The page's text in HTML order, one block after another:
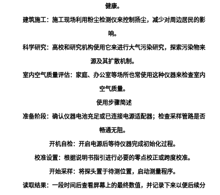
健康。
建筑施工：施工现场利用粉尘检测仪来控制扬尘，减少对周边居民的影
响。
科学研究：高校和研究机构使用它来进行大气污染研究，探索污染物来
源及其扩散机制。
室内空气质量评估：家庭、办公室等场所也常使用这种仪器来检查室内
空气质量。
使用步骤简述
准备阶段：确认仪器电池充足或已连接电源适配器；检查采样管路是否
畅通无阻。
开机自检：开启电源后等待仪器完成初始化过程。
校准设置：根据说明书指引进行必要的零点校正或跨度校准。
开始采样：将探头置于待测位置，启动测量程序。
读取结果：一段时间后查看屏幕上的最终数值，并记录下来以便后续分